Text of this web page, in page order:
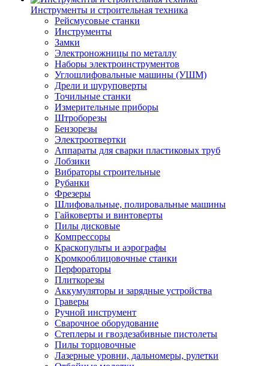
Инструменты и строительная техника
Рейсмусовые станки
Инструменты
Замки
Электроножницы по металлу
Наборы электроинструментов
Углошлифовальные машины (УШМ)
Дрели и шуруповерты
Точильные станки
Измерительные приборы
Штроборезы
Бензорезы
Электроотвертки
Аппараты для сварки пластиковых труб
Лобзики
Вибраторы строительные
Рубанки
Фрезеры
Шлифовальные, полировальные машины
Гайковерты и винтоверты
Пилы дисковые
Компрессоры
Краскопульты и аэрографы
Кромкооблицовочные станки
Перфораторы
Плиткорезы
Аккумуляторы и зарядные устройства
Граверы
Ручной инструмент
Сварочное оборудование
Степлеры и гвоздезабивные пистолеты
Пилы торцовочные
Лазерные уровни, дальномеры, рулетки